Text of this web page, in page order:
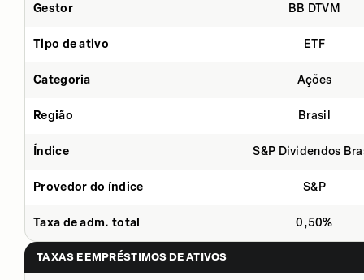
Gestor BB DTVM
Tipo de ativo ETF
Categoria Ações
Região Brasil
Índice S&P Dividendos
Provedor do índice S&P
Taxa de adm. total 0,50%
TAXAS E EMPRÉSTIMOS DE ATIVOS